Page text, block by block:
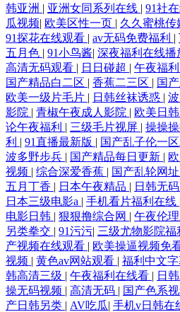
国产性爱精品一区 午夜少妇码无 97精品
日韩av三级片 亚洲伊人主页 91字幕网 岛
妻色图 在线播放黑丝高潮 操逼av资源导
美 偷拍网址 91福利视频网站 超碰网友自
片 91白丝网址 大香蕉a 日韩熟女另类视
丝袜视频 丝袜后入老师91 五月天色导
WWW97干 亚州色情 欧美精品一成人 超
逼艺术 国产色网 超碰97最新 黄色网战 欧
湿机成人av 探花色色18 91巨炮视频在线
韩亚洲 | 亚洲女同系列在线 | 91社
瓜视频| 欧美区性一页 | 久久蜜桃传
91探花在线观看 | av无码免费福利 |
五月色 | 91小鸟酱| 深夜福利在线播
高清无码观看 | 日日碰超 | 午夜福
国产精品白二区 | 香蕉二三区 | 国
欧美一级片毛片 | 日韩丝袜诱惑 |
影院 | 青椒午夜成人影院 | 欧美日
论午夜福利 | 三级毛片视屏 | 操操
利 | 91直播最新版 | 国产乱子伦一
波多野步兵 | 国产精品每日更新 |
视频 | 综合深爱香蕉 | 国产乱轮网址
五月丁香 | 日本午夜精品 | 日韩无
日本三级电影a | 手机看片福利在线
电影日韩 | 狠狠撸综合网 | 午夜伦
另类拳交 | 91污污| 三级尤物影院福
产视频在线观看 | 欧美操逼视频免
视频 | 黄色av网站观看 | 福利中文字
韩高清三级 | 午夜福利在线看 | 日
操无码视频 | 高清无码 | 国产色系
产日韩另类 | AV吃瓜| 手机v日韩在